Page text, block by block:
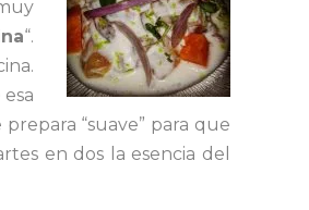
“.
“suave” para que
en dos la esencia del